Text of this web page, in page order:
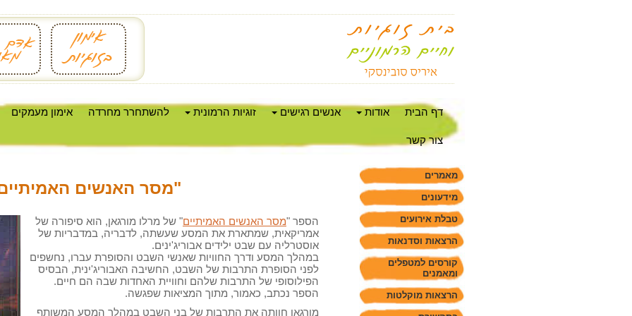
דף הבית אודות אנשים רגישים זוגיות הרמונית להשתחרר מחרדה אימון מעמקים
צור קשר
"מסר האנשים
הספר "מסר האנשים האמיתיים" של מרלו מורגאן, הוא סיפורה של
אמריקאית, שמתארת את המסע שעשתה, לדבריה, במדבריות של
אוסטרליה עם שבט ילידים אבוריג'ינים.
במהלך המסע ודרך החוויות שאנשי השבט והסופרת עברו, נחשפים
לפני הסופרת התרבות של השבט, החשיבה האבוריג'ינית, הבסיס
הפילוסופי של התרבות שלהם וחוויית האחדות שבה הם חיים.
הספר נכתב, כאמור, מתוך המציאות שפגשה.
מורגאן חוותה את התרבות של בני השבט במהלך המסע המשותף
מאמרים
מידעונים
טבלת אירועים
הרצאות וסדנאות
קורסים למטפלים
ומאמנים
הרצאות מוקלטות